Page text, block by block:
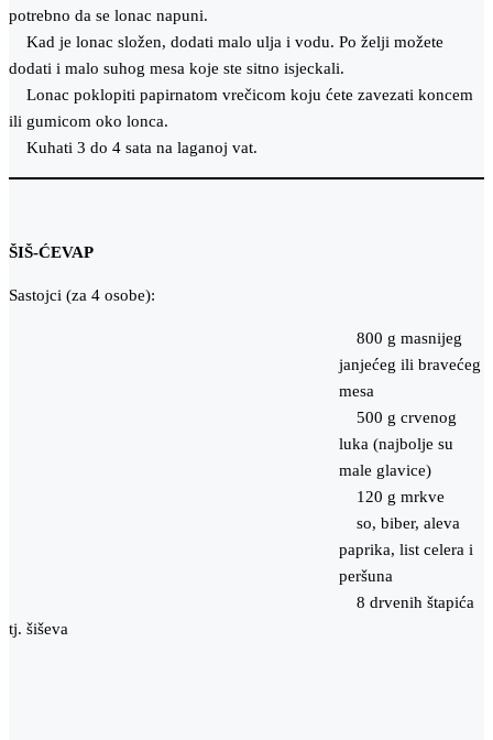
potrebno da se lonac napuni.
Kad je lonac složen, dodati malo ulja i vodu. Po želji možete
dodati i malo suhog mesa koje ste sitno isjeckali.
Lonac poklopiti papirnatom vrečicom koju ćete zavezati koncem
ili gumicom oko lonca.
Kuhati 3 do 4 sata na laganoj vat.
ŠIŠ-ĆEVAP
Sastojci (za 4 osobe):
800 g masnijeg
janjećeg ili bravećeg
mesa
500 g crvenog
luka (najbolje su
male glavice)
120 g mrkve
so, biber, aleva
paprika, list celera i
peršuna
8 drvenih štapića
tj. šiševa